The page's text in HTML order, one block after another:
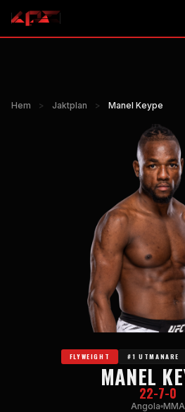
Hem > Jaktplan > Manel Keype
FLYWEIGHT #1 UTMANARE
MANEL
22-7-0
Angola MMA